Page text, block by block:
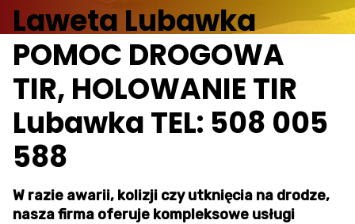
Laweta Lubawka
POMOC DROGOWA
TIR, HOLOWANIE TIR
Lubawka TEL: 508 005
588
W razie awarii, kolizji czy utknięcia na drodze,
nasza firma oferuje kompleksowe usługi